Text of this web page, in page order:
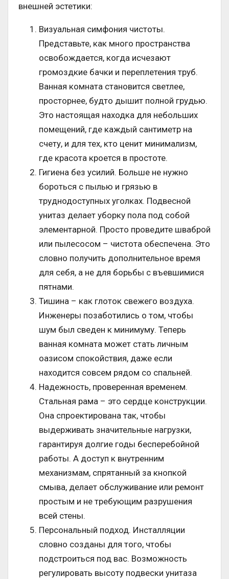
внешней эстетики:
Визуальная симфония чистоты.
Представьте, как много пространства
освобождается, когда исчезают
громоздкие бачки и переплетения труб.
Ванная комната становится светлее,
просторнее, будто дышит полной грудью.
Это настоящая находка для небольших
помещений, где каждый сантиметр на
счету, и для тех, кто ценит минимализм,
где красота кроется в простоте.
Гигиена без усилий. Больше не нужно
бороться с пылью и грязью в
труднодоступных уголках. Подвесной
унитаз делает уборку пола под собой
элементарной. Просто проведите шваброй
или пылесосом – чистота обеспечена. Это
словно получить дополнительное время
для себя, а не для борьбы с въевшимися
пятнами.
Тишина – как глоток свежего воздуха.
Инженеры позаботились о том, чтобы
шум был сведен к минимуму. Теперь
ванная комната может стать личным
оазисом спокойствия, даже если
находится совсем рядом со спальней.
Надежность, проверенная временем.
Стальная рама – это сердце конструкции.
Она спроектирована так, чтобы
выдерживать значительные нагрузки,
гарантируя долгие годы бесперебойной
работы. А доступ к внутренним
механизмам, спрятанный за кнопкой
смыва, делает обслуживание или ремонт
простым и не требующим разрушения
всей стены.
Персональный подход. Инсталляции
словно созданы для того, чтобы
подстроиться под вас. Возможность
регулировать высоту подвески унитаза